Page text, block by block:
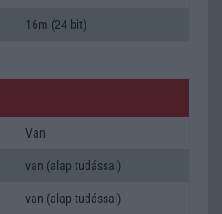
16m (24 bit)
Van
van (alap tudással)
van (alap tudással)